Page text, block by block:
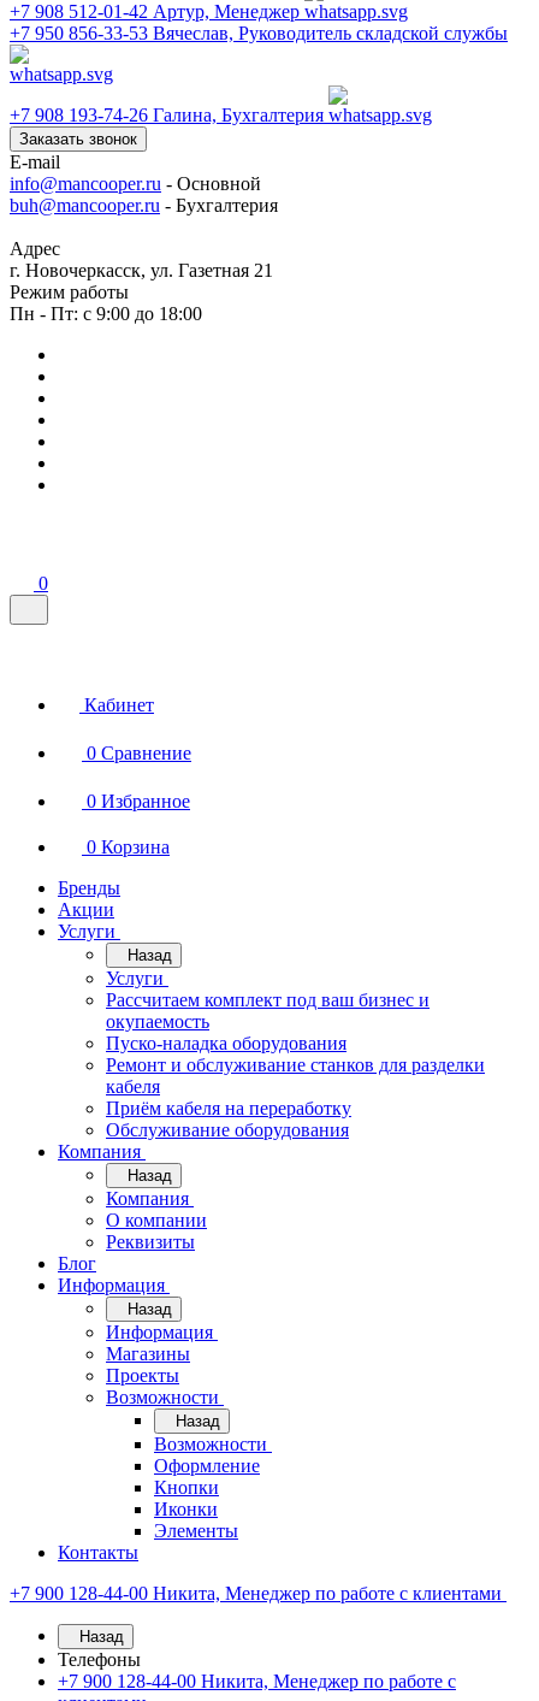
+7 908 512-01-42 Артур, Менеджер
+7 950 856-33-53 Вячеслав, Руководитель складской службы
+7 908 193-74-26 Галина, Бухгалтерия
Заказать звонок
E-mail
info@mancooper.ru - Основной
buh@mancooper.ru - Бухгалтерия
Адрес
г. Новочеркасск, ул. Газетная 21
Режим работы
Пн - Пт: с 9:00 до 18:00
0
Кабинет
0 Сравнение
0 Избранное
0 Корзина
Бренды
Акции
Услуги
Назад
Услуги
Рассчитаем комплект под ваш бизнес и
окупаемость
Пуско-наладка оборудования
Ремонт и обслуживание станков для разделки
кабеля
Приём кабеля на переработку
Обслуживание оборудования
Компания
Назад
Компания
О компании
Реквизиты
Блог
Информация
Назад
Информация
Магазины
Проекты
Возможности
Назад
Возможности
Оформление
Кнопки
Иконки
Элементы
Контакты
+7 900 128-44-00 Никита, Менеджер по работе с клиентами
Назад
Телефоны
+7 900 128-44-00 Никита, Менеджер по работе с